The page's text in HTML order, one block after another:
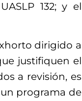
132; y el
dirigido a
justifiquen el
a revisión, es
programa de